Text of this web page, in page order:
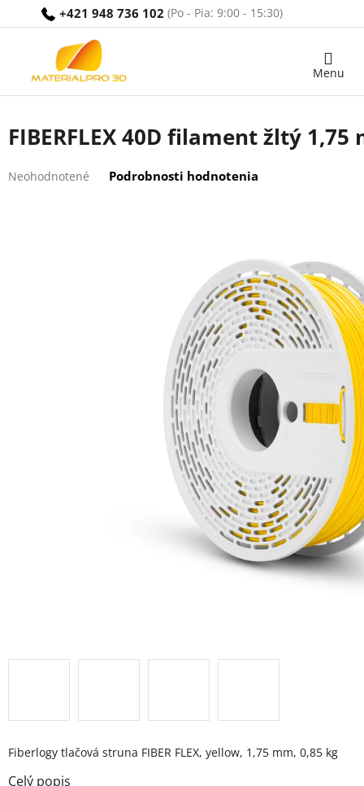
+421 948 736 102
Nákupný
FIBERFLEX 40D filament žltý
hodnotenie
Neohodnotené Podrobnosti hodnotenia
Fiberlogy tlačová struna FIBER FLEX, yellow, 1,75 mm, 0,85 kg